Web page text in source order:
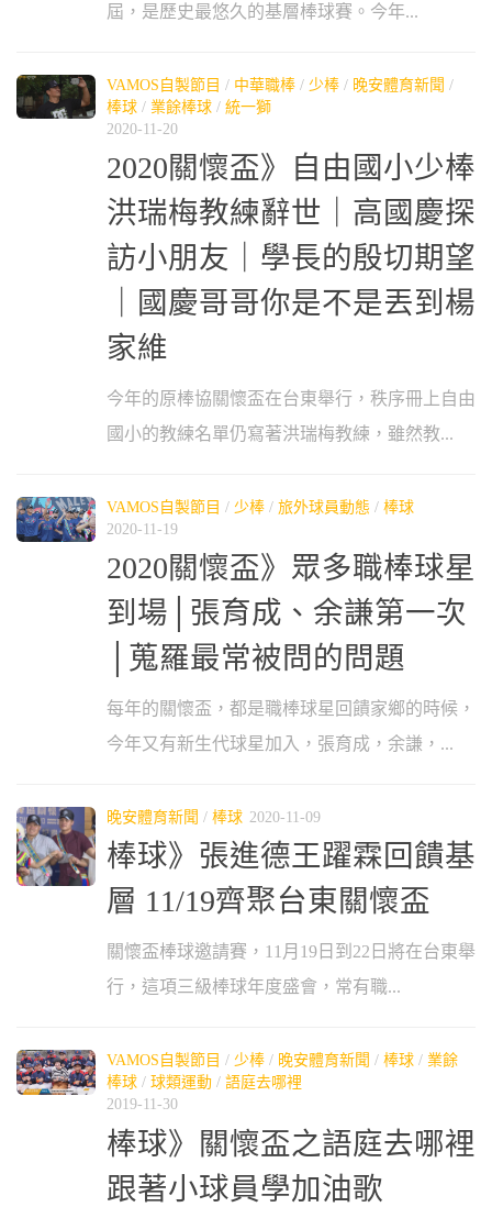
屆，是歷史最悠久的基層棒球賽。今年...
VAMOS自製節目 / 中華職棒 / 少棒 / 晚安體育新聞 /
棒球 / 業餘棒球 / 統一獅
2020-11-20
2020關懷盃》自由國小少棒
洪瑞梅教練辭世｜高國慶探
訪小朋友｜學長的殷切期望
｜國慶哥哥你是不是丟到楊
家維
今年的原棒協關懷盃在台東舉行，秩序冊上自由
國小的教練名單仍寫著洪瑞梅教練，雖然教...
VAMOS自製節目 / 少棒 / 旅外球員動態 / 棒球
2020-11-19
2020關懷盃》眾多職棒球星
到場│張育成、余謙第一次
│蒐羅最常被問的問題
每年的關懷盃，都是職棒球星回饋家鄉的時候，
今年又有新生代球星加入，張育成，余謙，...
晚安體育新聞 / 棒球 2020-11-09
棒球》張進德王躍霖回饋基
層 11/19齊聚台東關懷盃
關懷盃棒球邀請賽，11月19日到22日將在台東舉
行，這項三級棒球年度盛會，常有職...
VAMOS自製節目 / 少棒 / 晚安體育新聞 / 棒球 / 業餘
棒球 / 球類運動 / 語庭去哪裡
2019-11-30
棒球》關懷盃之語庭去哪裡
跟著小球員學加油歌